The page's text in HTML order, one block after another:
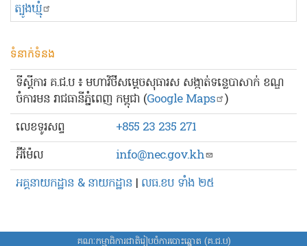
ត្បូងឃ្មុំ
ទំនាក់ទំនង
ទីស្ដីការ គ.ជ.ប ៖ មហាវិថីសម្ដេចសុធារស សង្កាត់ទន្លេបាសាក់ ខណ្ឌ
ចំការមន រាជធានីភ្នំពេញ កម្ពុជា (Google Maps )
លេខ​ទូរសព្ទ
+855 23 235 271
អ៊ីម៉ែល
info@nec.gov.kh
អគ្គនាយកដ្ឋាន & នាយកដ្ឋាន | លធ.ខប ទាំង ២៥
គណៈកម្មាធិការជាតិរៀបចំការបោះឆ្នោត (គ.ជ.ប)